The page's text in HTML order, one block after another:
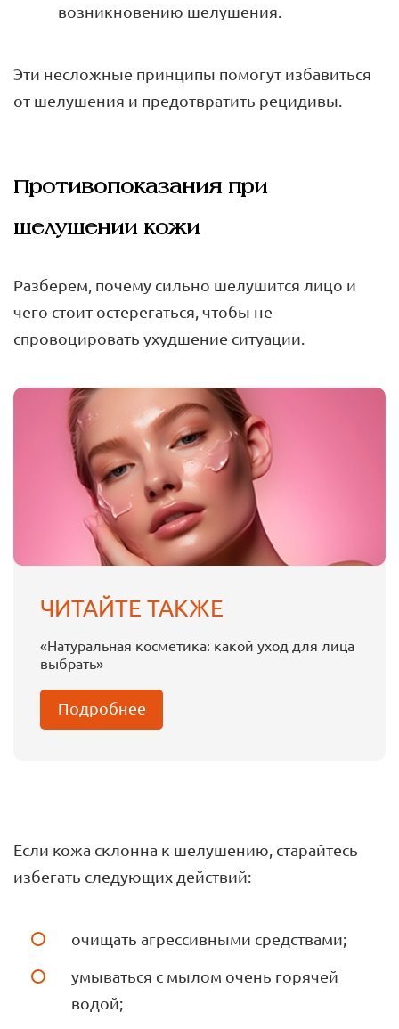
возникновению шелушения.
Эти несложные принципы помогут избавиться
от шелушения и предотвратить рецидивы.
Противопоказания при
шелушении кожи
Разберем, почему сильно шелушится лицо и
чего стоит остерегаться, чтобы не
спровоцировать ухудшение ситуации.
ЧИТАЙТЕ ТАКЖЕ
«Натуральная косметика: какой уход для лица
выбрать»
Подробнее
Если кожа склонна к шелушению, старайтесь
избегать следующих действий:
очищать агрессивными средствами;
умываться с мылом очень горячей
водой;